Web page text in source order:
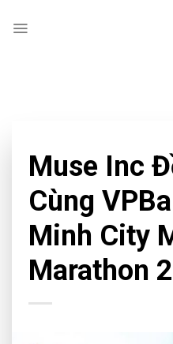
Muse Inc
Cùng
Minh City
Marathon